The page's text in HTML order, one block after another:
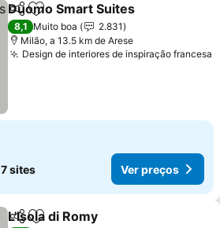
PartilharAdicionar aos favoritos
Duomo Smart Suites
8,1 Muito boa
2.831
Milão, a 13.5 km de Arese
Design de interiores de inspiração francesa
7 sites Ver preços
PartilharAdicionar aos favoritos
L'Isola di Romy